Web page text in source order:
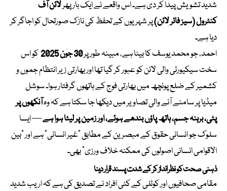
شدید تشویش پیدا کر دی ہے۔ اس واقعے نے ایک بار پھرلائن آف
کنٹرول(سیز فائر لائن)پر شہریوں کے تحفظ کی نازک صورتحال کو اجاگر کر
دیا ہے۔
احمد، جو محمد یوسف کا بیٹا ہے، مبینہ طور پر30 جون 2025
کو اس
سخت سیکیورٹی والی لائن کو عبور کر گیا تھا اور بھارتی زیر انتظام جموں و
کشمیر کے ضلع پونچھ میں بھارتی فوج کے ہاتھوں گرفتار ہوا۔ سوشل
میڈیا پر سامنے آنے والی تصاویر میں دیکھا جا سکتا ہے کہ وہآنکھوں پر
پٹی، برہنہ جسم، ہاتھ پاؤں بندھے ہوئے، اور زمین پر لیٹا ہوا ہے— ایسا
سلوک جو انسانی حقوق کے مبصرین کے مطابق “غیر انسانی” ہے اور “بین
الاقوامی انسانی اصولوں کی ممکنہ خلاف ورزی” بھی۔
ذہنی صحت کو نظرانداز کر کے شدت پسند قرار دینا
مقامی صحافیوں اور کوٹلی کے کئی افراد نے تصدیق کی ہے کہ اریب شدید